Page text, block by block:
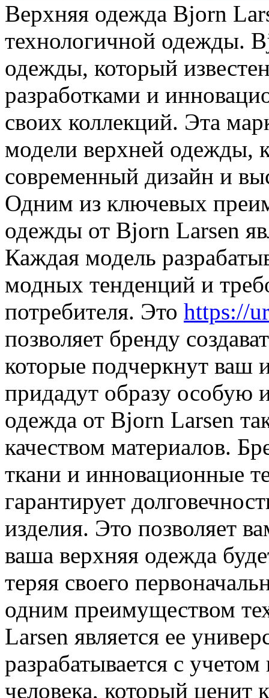
Верхняя одежда Bjorn
технологичной одежды.
одежды, который
разработками и
своих коллекций. Эта
модели верхней одежды,
современный дизайн и
Одним из ключевых
одежды от Bjorn Larsen
Каждая модель
модных тенденций и
потребителя. Это https://
позволяет бренду
которые подчеркнут ваш
придадут образу особую
одежда от Bjorn Larsen
качеством материалов.
ткани и инновационные
гарантирует
изделия. Это позволяет
ваша верхняя одежда
теряя своего
одним преимуществом
Larsen является ее
разрабатывается с
человека, который ценит